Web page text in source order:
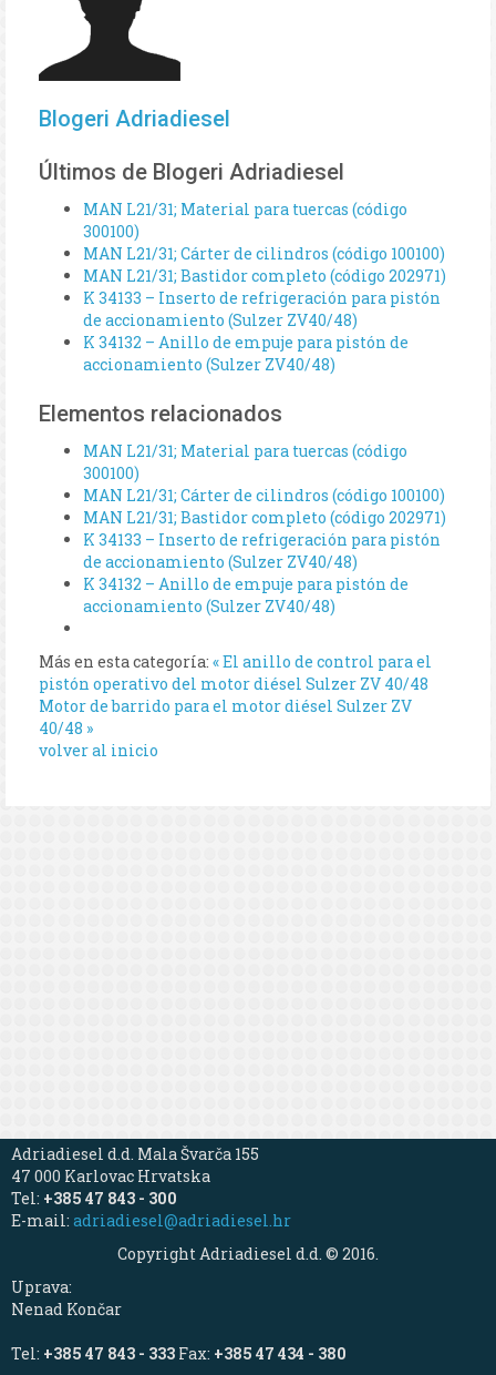
Blogeri Adriadiesel
Últimos de Blogeri Adriadiesel
MAN L21/31; Material para tuercas (código
300100)
MAN L21/31; Cárter de cilindros (código 100100)
MAN L21/31; Bastidor completo (código 202971)
K 34133 – Inserto de refrigeración para pistón
de accionamiento (Sulzer ZV40/48)
K 34132 – Anillo de empuje para pistón de
accionamiento (Sulzer ZV40/48)
Elementos relacionados
MAN L21/31; Material para tuercas (código
300100)
MAN L21/31; Cárter de cilindros (código 100100)
MAN L21/31; Bastidor completo (código 202971)
K 34133 – Inserto de refrigeración para pistón
de accionamiento (Sulzer ZV40/48)
K 34132 – Anillo de empuje para pistón de
accionamiento (Sulzer ZV40/48)
Más en esta categoría: « El anillo de control para el
pistón operativo del motor diésel Sulzer ZV 40/48
Motor de barrido para el motor diésel Sulzer ZV
40/48 »
volver al inicio
Adriadiesel d.d. Mala Švarča 155
47 000 Karlovac Hrvatska
Tel: +385 47 843 - 300
E-mail: adriadiesel@adriadiesel.hr
Copyright Adriadiesel d.d. © 2016.
Uprava:
Nenad Končar
Tel: +385 47 843 - 333 Fax: +385 47 434 - 380